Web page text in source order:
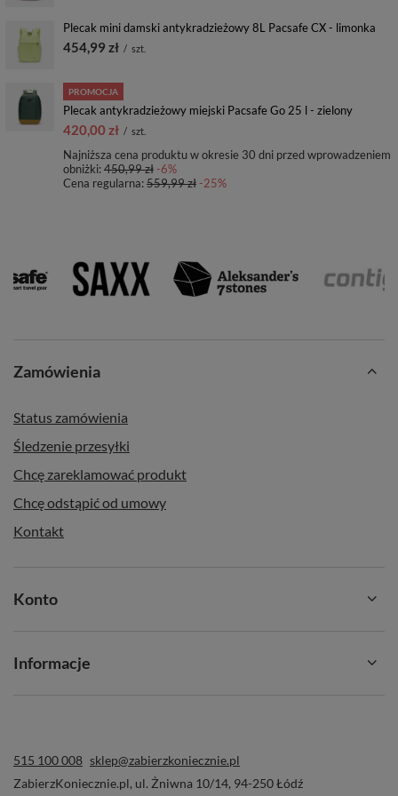
Plecak mini damski antykradzieżowy 8L Pacsafe CX - limonka
454,99 zł / szt.
PROMOCJA
Plecak antykradzieżowy miejski Pacsafe Go 25 l - zielony
420,00 zł / szt.
Najniższa cena produktu w okresie 30 dni przed wprowadzeniem
obniżki:450,99 zł-6%
Cena regularna:559,99 zł-25%
Zamówienia
Status zamówienia
Śledzenie przesyłki
Chcę zareklamować produkt
Chcę odstąpić od umowy
Kontakt
Konto
Informacje
515 100 008 sklep@zabierzkoniecznie.pl
ZabierzKoniecznie.pl, ul. Żniwna 10/14, 94-250Łódź